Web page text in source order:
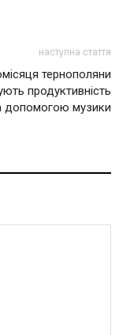
наступна стаття
тернополяни
продуктивність
допомогою музики